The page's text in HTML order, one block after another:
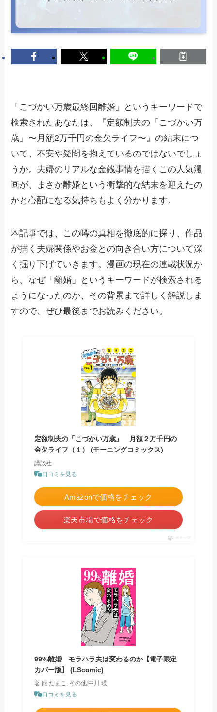
「こづかい万歳最終回離婚」というキーワードで
検索されたあなたは、『定額制夫の「こづかい万
歳」〜月額2万千円の金欠ライフ〜』の結末につ
いて、不安や疑問を抱えているのではないでしょ
うか。夫婦のリアルな金銭事情を描くこの人気漫
画が、まさか離婚という衝撃的な結末を迎えたの
かと心配になる気持ちもよく分かります。
本記事では、この噂の真相を徹底的に探り、作品
が描く夫婦関係やお金との向き合い方について深
く掘り下げていきます。漫画の現在の連載状況か
ら、なぜ「離婚」というキーワードが検索される
ようになったのか、その背景まで詳しく解説しま
すので、ぜひ最後までお読みください。
定額制夫の「こづかい万歳」 月額２万千円の
金欠ライフ（１） (モーニングコミックス)
講談社
口コミを見る
Amazonで価格をチェック
楽天市場で価格をチェック
ポチップ
99%離婚 モラハラ夫は変わるのか【電子限定
カバー版】 (LScomic)
著:龍 たまこ, その他:中川 瑛
口コミを見る